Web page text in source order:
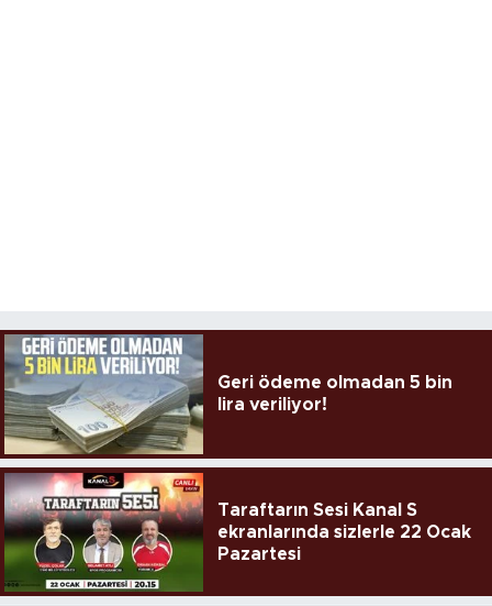
Geri ödeme olmadan 5 bin
lira veriliyor!
Taraftarın Sesi Kanal S
ekranlarında sizlerle 22 Ocak
Pazartesi